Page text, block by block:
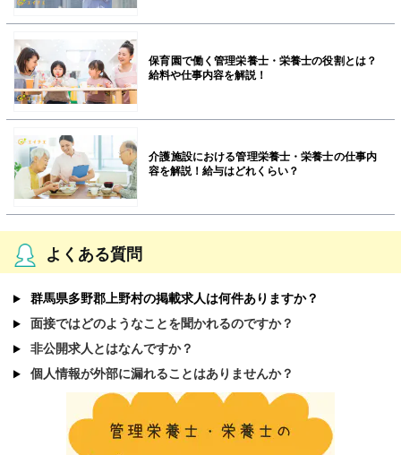
保育園で働く管理栄養士・栄養士の役割とは？
給料や仕事内容を解説！
介護施設における管理栄養士・栄養士の仕事内
容を解説！給与はどれくらい？
よくある質問
群馬県多野郡上野村の掲載求人は何件ありますか？
面接ではどのようなことを聞かれるのですか？
非公開求人とはなんですか？
個人情報が外部に漏れることはありませんか？